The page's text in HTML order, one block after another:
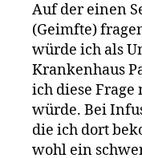
Auf der einen
(Geimfte)
würde ich als
Krankenhaus
ich diese
würde. Bei
die ich dort
wohl ein